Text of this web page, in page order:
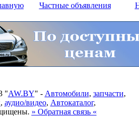
Частные объявления
"AW.BY" - Автомобили, запчасти,
, аудио/видео, Автокаталог,
» Обратная связь «